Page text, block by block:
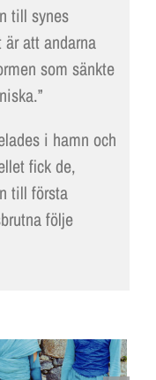
till synes
att andarna
som sänkte
i hamn och
fick de,
till första
följe